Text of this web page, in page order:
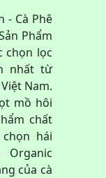
- Cà Phê
Phẩm
chọn lọc
nhất từ
Nam.
mồ hôi
chất
hái
của cà